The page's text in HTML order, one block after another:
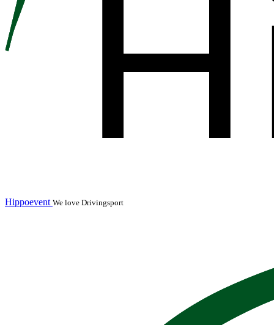
Hippoevent We love Drivingsport